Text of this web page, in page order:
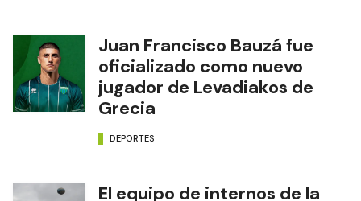
Juan Francisco Bauzá fue
oficializado como nuevo
jugador de Levadiakos de
Grecia
DEPORTES
El equipo de internos de la